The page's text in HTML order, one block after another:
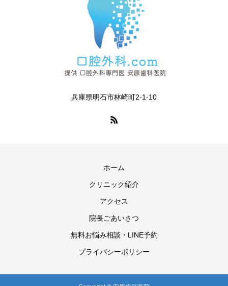
兵庫県明石市林崎町2-1-10
ホーム
クリニック紹介
アクセス
院長ごあいさつ
無料お悩み相談・LINE予約
プライバシーポリシー